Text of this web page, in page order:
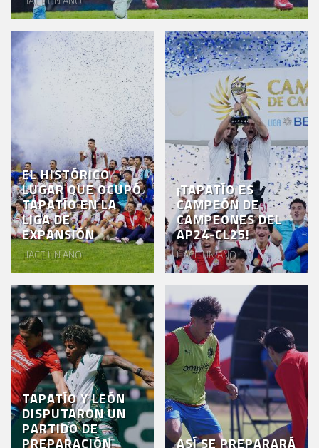
EVENTOS
DEPORTIVOS
REBAÑO
CHIVAS
CHIVAS
CHIVASTV
ESTADIO
AKRON
TOUR
ESTADIO
AKRON
EL HISTÓRICO
LUGAR QUE OCUPÓ
TAPATÍO EN LA
LIGA DE
EXPANSIÓN
HACE UN AÑO
¡TAPATÍO ES
CAMPEÓN DE
CAMPEONES DEL
AP24-CL25!
HACE UN AÑO
TAPATÍO Y LEÓN
DISPUTARON UN
PARTIDO DE
PREPARACIÓN ASÍ SE PREPARARÁ